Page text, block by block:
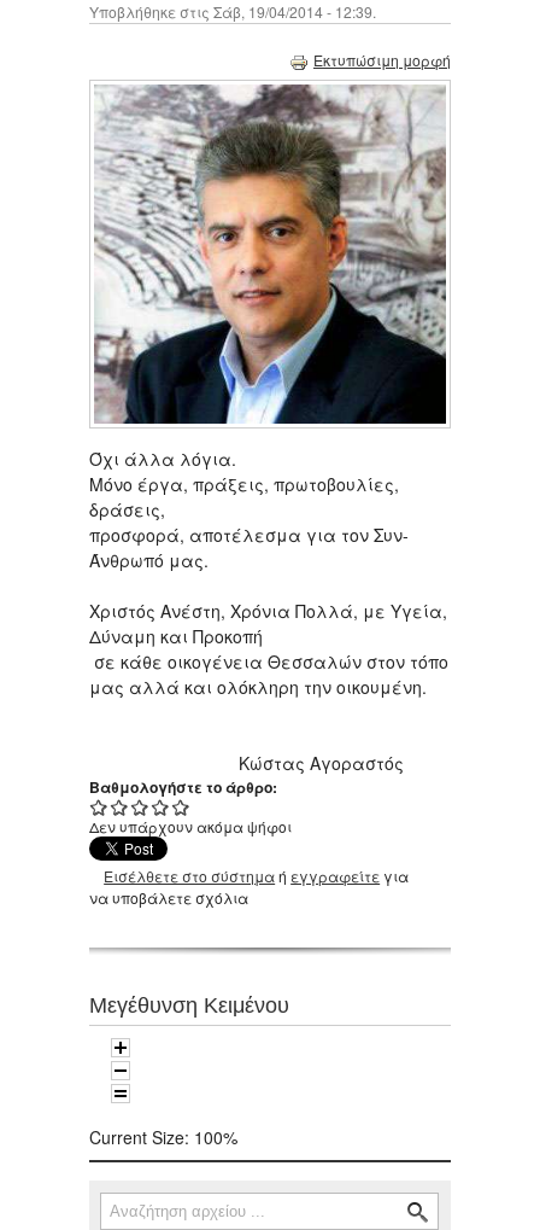
Υποβλήθηκε στις Σάβ, 19/04/2014 - 12:39.
Εκτυπώσιμη μορφή
Όχι άλλα λόγια.
Μόνο έργα, πράξεις, πρωτοβουλίες,
δράσεις,
προσφορά, αποτέλεσμα για τον Συν-
Άνθρωπό μας.
Χριστός Ανέστη, Χρόνια Πολλά, με Υγεία,
Δύναμη και Προκοπή
σε κάθε οικογένεια Θεσσαλών στον τόπο
μας αλλά και ολόκληρη την οικουμένη.
Κώστας Αγοραστός
Βαθμολογήστε το άρθρο:
Δεν υπάρχουν ακόμα ψήφοι
Εισέλθετε στο σύστημαή εγγραφείτε για
να υποβάλετε σχόλια
Μεγέθυνση Κειμένου
Current Size: 100%
Φόρμα αναζήτησης
Αναζήτηση